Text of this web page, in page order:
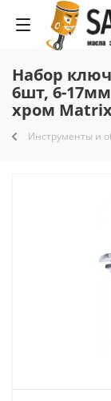
Набор
6шт, 6-
хром Matrix
Инструменты и